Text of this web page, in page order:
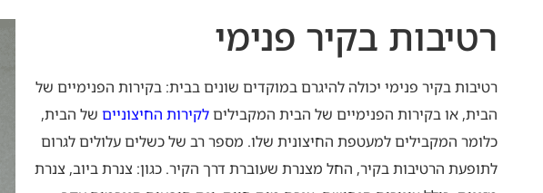
רטיבות בקיר פנימי
רטיבות בקיר פנימי יכולה להיגרם במוקדים שונים בבית: בקירות הפנימיים של
הבית, או בקירות הפנימיים של הבית המקביליםלקירות החיצוניים של הבית,
כלומר המקבילים למעטפת החיצונית שלו. מספר רב של כשלים עלולים לגרום
לתופעת הרטיבות בקיר, החל מצנרת שעוברת דרך הקיר. כגון: צנרת ביוב, צנרת